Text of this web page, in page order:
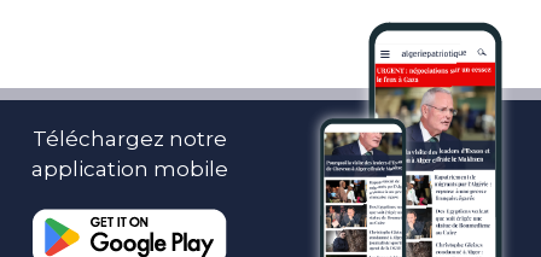
Téléchargez notre
application mobile